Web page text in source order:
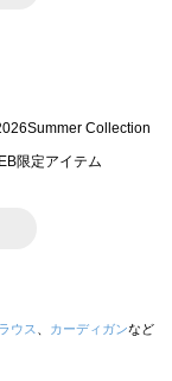
ウス カーディガンなど